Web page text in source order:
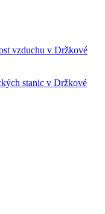
vzduchu v Držkové
stanic v Držkové